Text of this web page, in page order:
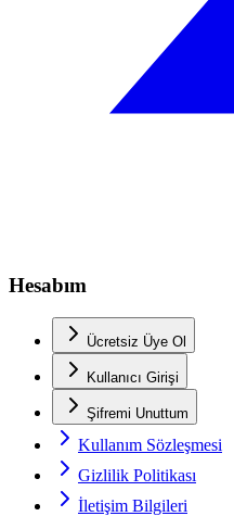
Hesabım
Ücretsiz Üye Ol
Kullanıcı Girişi
Şifremi Unuttum
Kullanım Sözleşmesi
Gizlilik Politikası
İletişim Bilgileri